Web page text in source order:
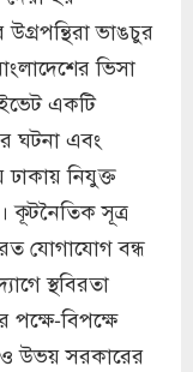
ভাঙচুর
ভিসা
একটি
ঘটনা এবং
ঢাকায় নিযুক্ত
কূটনৈতিক সূত্র
যোগাযোগ বন্ধ
স্থবিরতা
পক্ষে-বিপক্ষে
উভয় সরকারের